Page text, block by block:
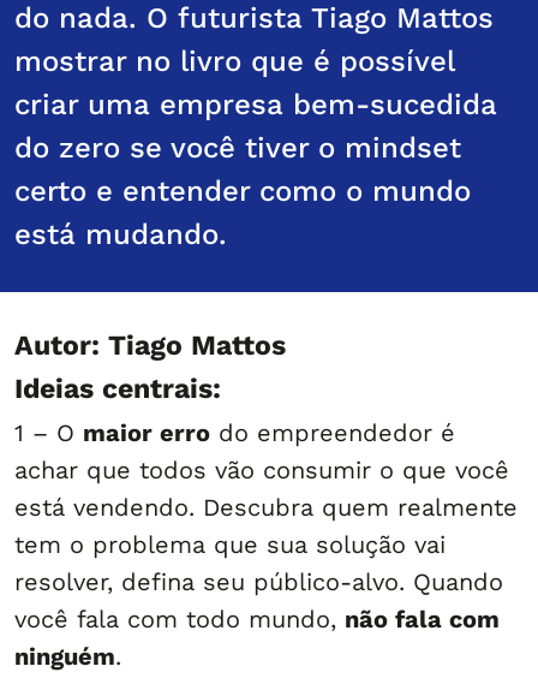
do nada. O futurista Tiago Mattos
mostrar no livro que é possível
criar uma empresa bem-sucedida
do zero se você tiver o mindset
certo e entender como o mundo
está mudando.
Autor: Tiago Mattos
Ideias centrais:
1 – O maior erro do empreendedor é
achar que todos vão consumir o que você
está vendendo. Descubra quem realmente
tem o problema que sua solução vai
resolver, defina seu público-alvo. Quando
você fala com todo mundo, não fala com
ninguém.